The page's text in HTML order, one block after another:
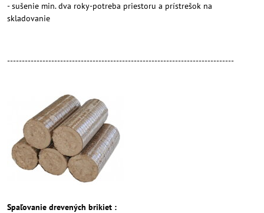
- sušenie min. dva roky-potreba priestoru a prístrešok na
skladovanie
-----------------------------------------------------------------------------
Spaľovanie drevených brikiet :